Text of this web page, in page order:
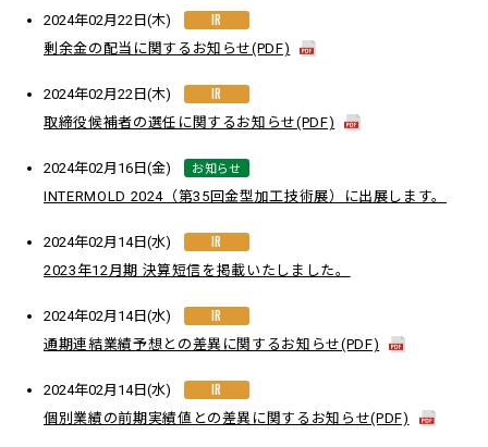
2024年02月22日(木) IR
剰余金の配当に関するお知らせ(PDF)
2024年02月22日(木) IR
取締役候補者の選任に関するお知らせ(PDF)
2024年02月16日(金) お知らせ
INTERMOLD 2024（第35回金型加工技術展）に出展します。
2024年02月14日(水) IR
2023年12月期 決算短信を掲載いたしました。
2024年02月14日(水) IR
通期連結業績予想との差異に関するお知らせ(PDF)
2024年02月14日(水) IR
個別業績の前期実績値との差異に関するお知らせ(PDF)